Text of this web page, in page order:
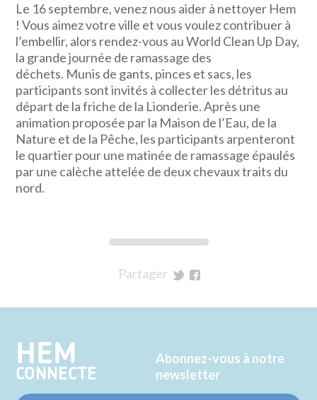
Le 16 septembre, venez nous aider à nettoyer Hem
! Vous aimez votre ville et vous voulez contribuer à
l’embellir, alors rendez-vous au World Clean Up Day,
la grande journée de ramassage des
déchets. Munis de gants, pinces et sacs, les
participants sont invités à collecter les détritus au
départ de la friche de la Lionderie. Après une
animation proposée par la Maison de l’Eau, de la
Nature et de la Pêche, les participants arpenteront
le quartier pour une matinée de ramassage épaulés
par une calèche attelée de deux chevaux traits du
nord.
Partager
Twitter
Facebook
HEM
CONNECTE
Abonnez-vous à notre
newsletter